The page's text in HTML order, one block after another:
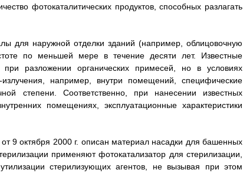
фотокаталитических продуктов, способных разлагать
для наружной отделки зданий (например, облицовочную
по меньшей мере в течение десяти лет. Известные
разложении органических примесей, но в условиях
например, внутри помещений, специфические
степени. Соответственно, при нанесении известных
помещениях, эксплуатационные характеристики
9 октября 2000 г. описан материал насадки для башенных
применяют фотокатализатор для стерилизации,
стерилизующих агентов, не вызывая при этом